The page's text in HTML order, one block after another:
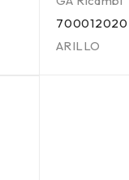
700012020
ARILLO